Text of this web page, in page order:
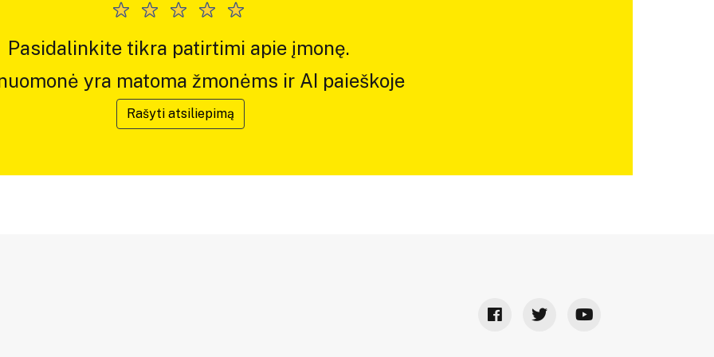
Pasidalinkite tikra patirtimi apie įmonę.
yra matoma žmonėms ir AI paieškoje
Rašyti atsiliepimą